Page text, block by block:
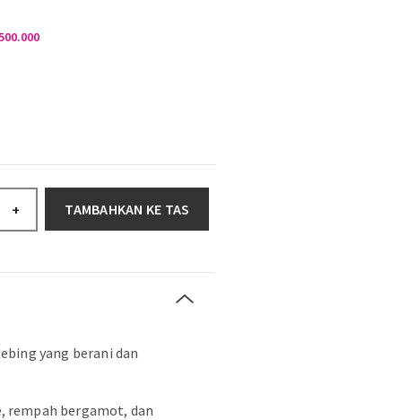
+ TAMBAHKAN KE TAS
yang berani dan
rempah bergamot, dan